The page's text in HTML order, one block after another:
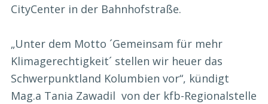
CityCenter in der Bahnhofstraße.
„Unter dem Motto ´Gemeinsam für mehr
Klimagerechtigkeit´ stellen wir heuer das
Schwerpunktland Kolumbien vor“, kündigt
Mag.a Tania Zawadil von der kfb-Regionalstelle